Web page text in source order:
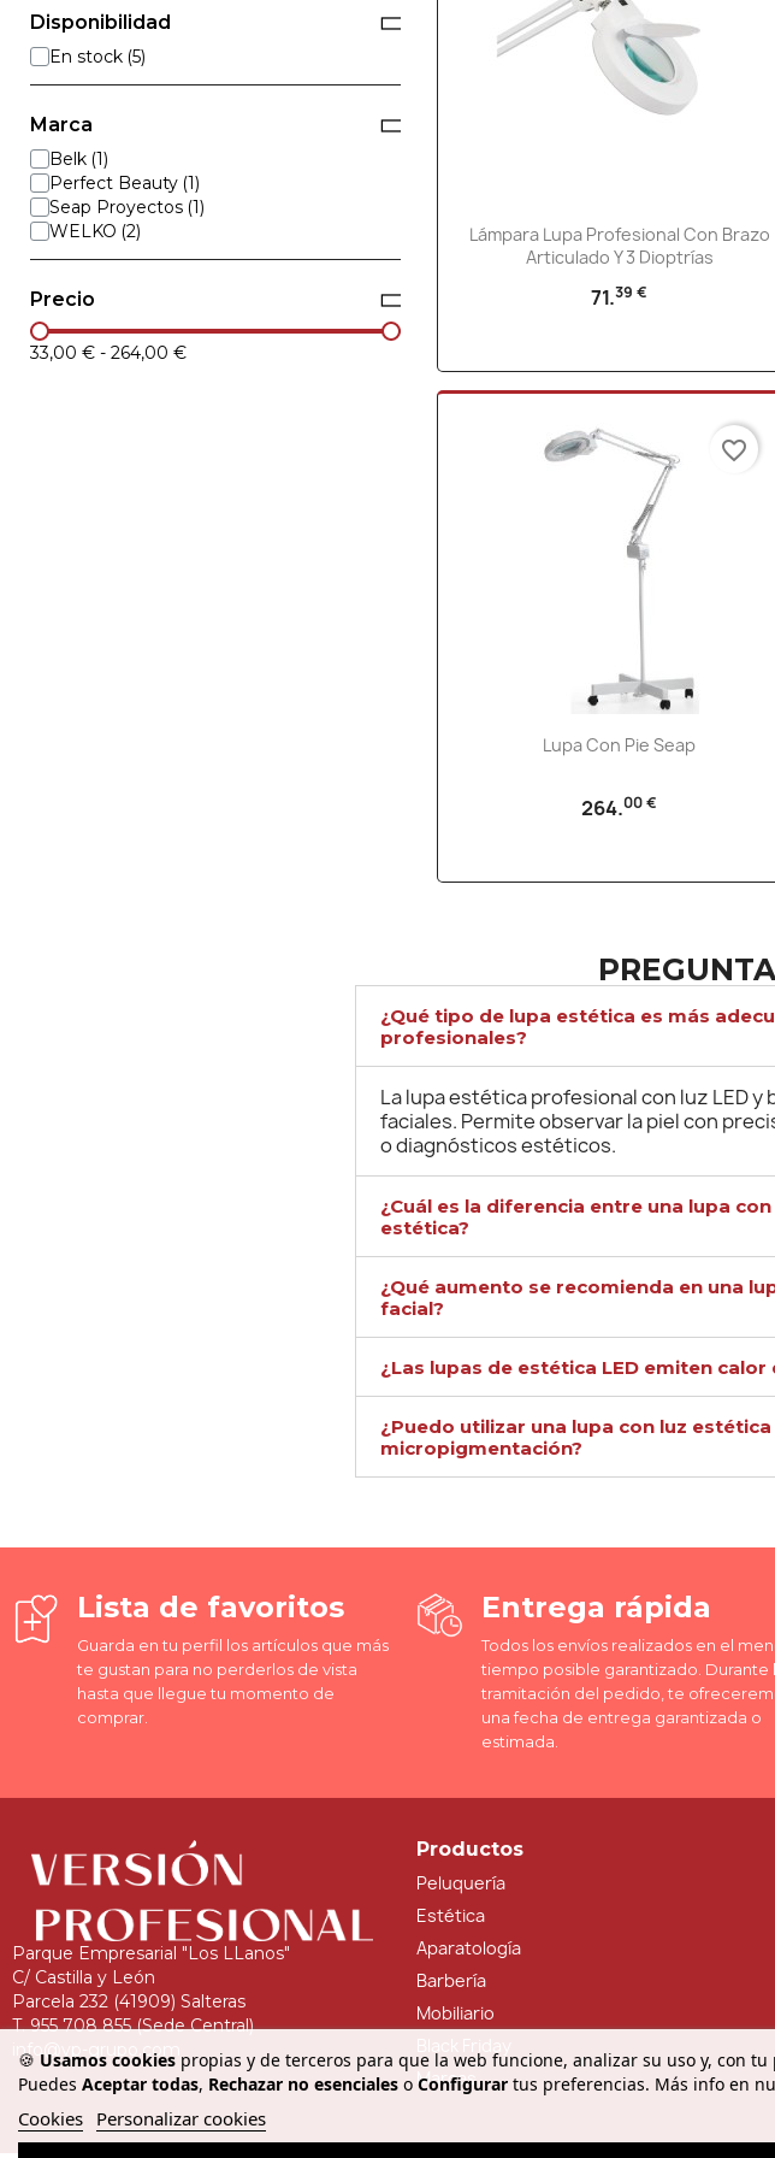
Disponibilidad
En stock
Marca
Belk
Perfect Beauty
Seap Proyectos
WELKO
Precio
33,00 € - 264,00 €
Vista rápida
Lámpara Lupa Profesional Con Brazo
Articulado Y 3 Dioptrías
71.39 €
Vista rápida
Lupa Con Pie Seap
264.00 €
favorite_border
¿Qué tipo de lupa estética es más
profesionales?
La lupa estética profesional con luz LED
faciales. Permite observar la piel con
o diagnósticos estéticos.
¿Cuál es la diferencia entre una lupa
estética?
¿Qué aumento se recomienda en una
facial?
¿Las lupas de estética LED emiten calor
¿Puedo utilizar una lupa con luz
micropigmentación?
🍪 Usamos cookies propias y de terceros para que la web funcione, analizar su uso y, con
Puedes Aceptar todas, Rechazar no esenciales o Configurar tus preferencias. Más info en
Cookies Personalizar cookies
Lista de favoritos
Guarda en tu perfil los artículos que más
te gustan para no perderlos de vista
hasta que llegue tu momento de
comprar.
Entrega rápida
Todos los envíos realizados en el
tiempo posible garantizado. Durante
tramitación del pedido, te
una fecha de entrega garantizada o
estimada.
Parque Empresarial "Los LLanos"
C/ Castilla y León
Parcela 232 (41909) Salteras
T. 955 708 855 (Sede Central)
info@vp-grupo.com
Productos
Peluquería
Estética
Aparatología
Barbería
Mobiliario
Marcas